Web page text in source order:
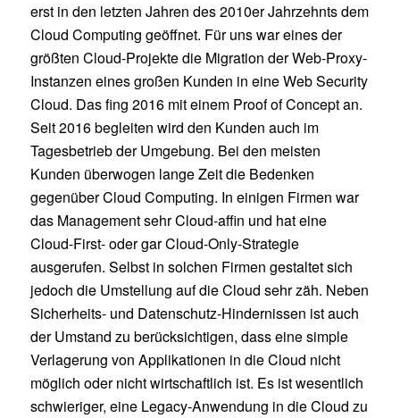
erst in den letzten Jahren des 2010er Jahrzehnts dem
Cloud Computing geöffnet. Für uns war eines der
größten Cloud-Projekte die Migration der Web-Proxy-
Instanzen eines großen Kunden in eine Web Security
Cloud. Das fing 2016 mit einem Proof of Concept an.
Seit 2016 begleiten wird den Kunden auch im
Tagesbetrieb der Umgebung. Bei den meisten
Kunden überwogen lange Zeit die Bedenken
gegenüber Cloud Computing. In einigen Firmen war
das Management sehr Cloud-affin und hat eine
Cloud-First- oder gar Cloud-Only-Strategie
ausgerufen. Selbst in solchen Firmen gestaltet sich
jedoch die Umstellung auf die Cloud sehr zäh. Neben
Sicherheits- und Datenschutz-Hindernissen ist auch
der Umstand zu berücksichtigen, dass eine simple
Verlagerung von Applikationen in die Cloud nicht
möglich oder nicht wirtschaftlich ist. Es ist wesentlich
schwieriger, eine Legacy-Anwendung in die Cloud zu